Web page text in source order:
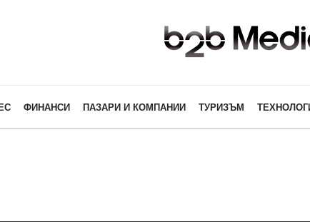
ФИНАНСИ ПАЗАРИ И КОМПАНИИ ТУРИЗЪМ